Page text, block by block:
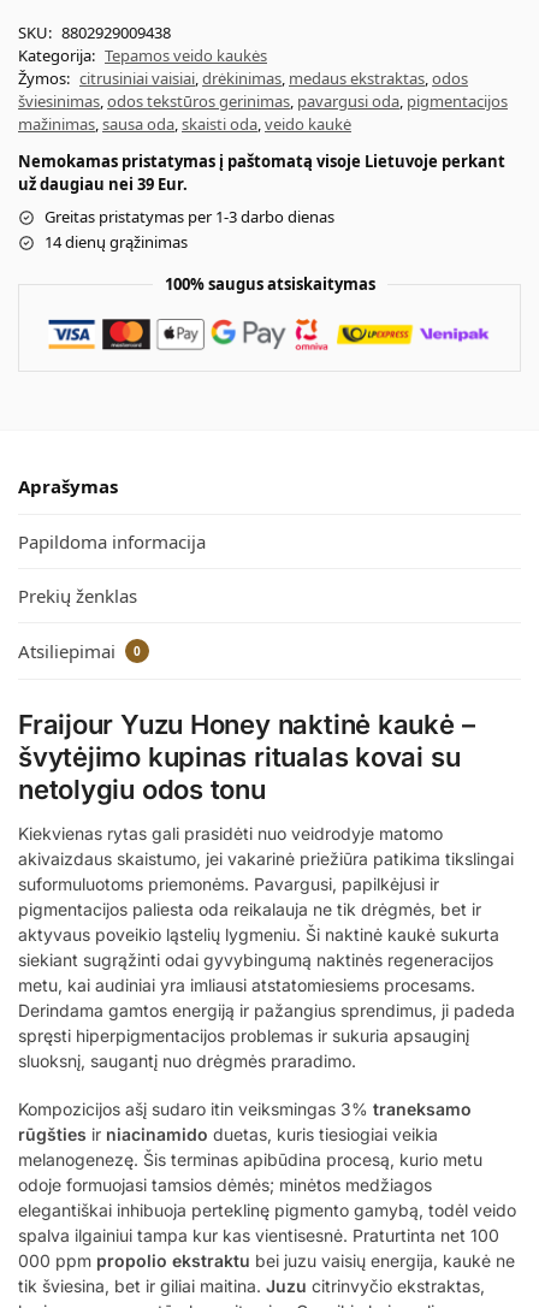
SKU: 8802929009438
Kategorija: Tepamos veido kaukės
Žymos: citrusiniai vaisiai,drėkinimas, medaus ekstraktas,odos
šviesinimas,odos tekstūros gerinimas, pavargusi oda, pigmentacijos
mažinimas,sausa oda,skaisti oda,veido kaukė
Nemokamas pristatymas į paštomatą visoje Lietuvoje perkant
už daugiau nei 39 Eur.
Greitas pristatymas per 1-3 darbo dienas
14 dienų grąžinimas
100% saugus atsiskaitymas
Aprašymas
Papildoma informacija
Prekių ženklas
Atsiliepimai 0
Fraijour Yuzu Honey naktinė kaukė –
švytėjimo kupinas ritualas kovai su
netolygiu odos tonu
Kiekvienas rytas gali prasidėti nuo veidrodyje matomo
akivaizdaus skaistumo, jei vakarinė priežiūra patikima tikslingai
suformuluotoms priemonėms. Pavargusi, papilkėjusi ir
pigmentacijos paliesta oda reikalauja ne tik drėgmės, bet ir
aktyvaus poveikio ląstelių lygmeniu. Ši naktinė kaukė sukurta
siekiant sugrąžinti odai gyvybingumą naktinės regeneracijos
metu, kai audiniai yra imliausi atstatomiesiems procesams.
Derindama gamtos energiją ir pažangius sprendimus, ji padeda
spręsti hiperpigmentacijos problemas ir sukuria apsauginį
sluoksnį, saugantį nuo drėgmės praradimo.
Kompozicijos ašį sudaro itin veiksmingas 3% traneksamo
rūgšties ir niacinamido duetas, kuris tiesiogiai veikia
melanogenezę. Šis terminas apibūdina procesą, kurio metu
odoje formuojasi tamsios dėmės; minėtos medžiagos
elegantiškai inhibuoja perteklinę pigmento gamybą, todėl veido
spalva ilgainiui tampa kur kas vientisesnė. Praturtinta net 100
000 ppm propolio ekstraktu bei juzu vaisių energija, kaukė ne
tik šviesina, bet ir giliai maitina. Juzu citrinvyčio ekstraktas,